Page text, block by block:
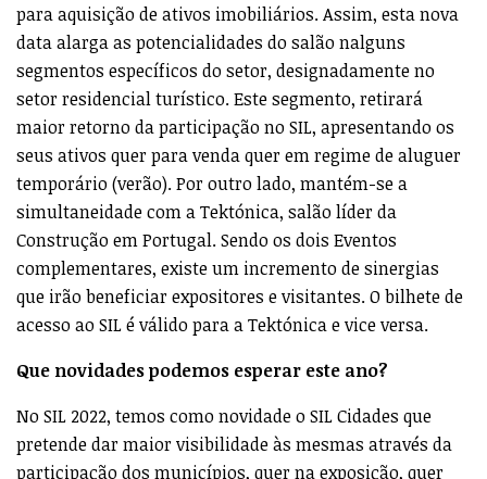
para aquisição de ativos imobiliários. Assim, esta nova
data alarga as potencialidades do salão nalguns
segmentos específicos do setor, designadamente no
setor residencial turístico. Este segmento, retirará
maior retorno da participação no SIL, apresentando os
seus ativos quer para venda quer em regime de aluguer
temporário (verão). Por outro lado, mantém-se a
simultaneidade com a Tektónica, salão líder da
Construção em Portugal. Sendo os dois Eventos
complementares, existe um incremento de sinergias
que irão beneficiar expositores e visitantes. O bilhete de
acesso ao SIL é válido para a Tektónica e vice versa.
Que novidades podemos esperar este ano?
No SIL 2022, temos como novidade o SIL Cidades que
pretende dar maior visibilidade às mesmas através da
participação dos municípios, quer na exposição, quer